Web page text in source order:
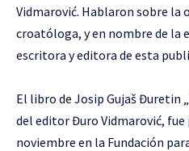
Vidmarović. Hablaron sobre la
croatóloga, y en nombre de la
escritora y editora de esta
El libro de Josip Gujaš Đuretin
del editor Đuro Vidmarović, fue
noviembre en la Fundación